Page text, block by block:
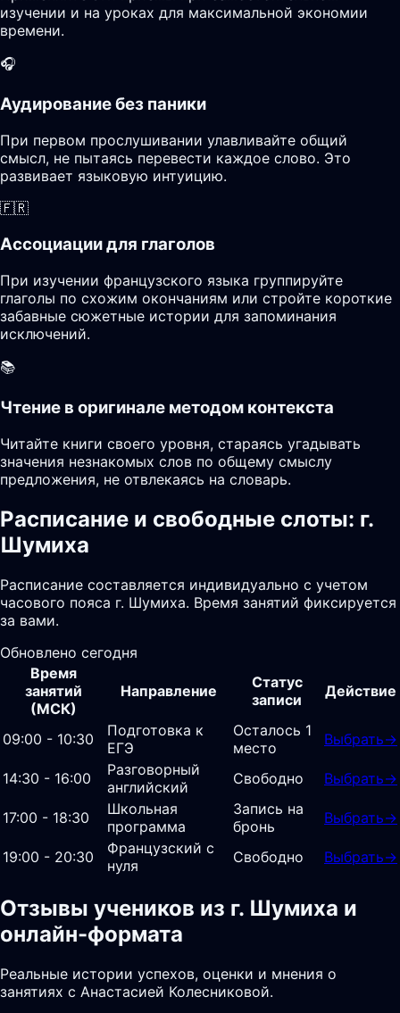
изучении и на уроках для максимальной экономии
времени.
🎧
Аудирование без паники
При первом прослушивании улавливайте общий
смысл, не пытаясь перевести каждое слово. Это
развивает языковую интуицию.
🇫🇷
Ассоциации для глаголов
При изучении французского языка группируйте
глаголы по схожим окончаниям или стройте короткие
забавные сюжетные истории для запоминания
исключений.
📚
Чтение в оригинале методом контекста
Читайте книги своего уровня, стараясь угадывать
значения незнакомых слов по общему смыслу
предложения, не отвлекаясь на словарь.
Расписание и свободные слоты: г.
Шумиха
Расписание составляется индивидуально с учетом
часового пояса г. Шумиха. Время занятий фиксируется
за вами.
Обновлено сегодня
Время
занятий
(МСК)
Направление
Статус
записи
Действие
09:00 - 10:30
Подготовка к
ЕГЭ
Осталось 1
место
Выбрать→
14:30 - 16:00
Разговорный
английский
Свободно Выбрать→
17:00 - 18:30
Школьная
программа
Запись на
бронь
Выбрать→
19:00 - 20:30
Французский с
нуля
Свободно Выбрать→
Отзывы учеников из г. Шумиха и
онлайн-формата
Реальные истории успехов, оценки и мнения о
занятиях с Анастасией Колесниковой.